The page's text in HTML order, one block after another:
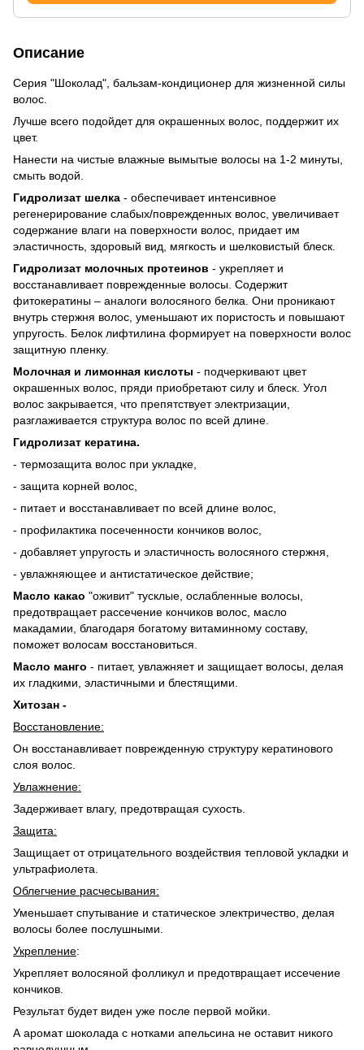
Описание
Серия "Шоколад", бальзам-кондиционер для жизненной силы
волос.
Лучше всего подойдет для окрашенных волос, поддержит их
цвет.
Нанести на чистые влажные вымытые волосы на 1-2 минуты,
смыть водой.
Гидролизат шелка - обеспечивает интенсивное
регенерирование слабых/поврежденных волос, увеличивает
содержание влаги на поверхности волос, придает им
эластичность, здоровый вид, мягкость и шелковистый блеск.
Гидролизат молочных протеинов - укрепляет и
восстанавливает поврежденные волосы. Содержит
фитокератины – аналоги волосяного белка. Они проникают
внутрь стержня волос, уменьшают их пористость и повышают
упругость. Белок лифтилина формирует на поверхности волос
защитную пленку.
Молочная и лимонная кислоты - подчеркивают цвет
окрашенных волос, пряди приобретают силу и блеск. Угол
волос закрывается, что препятствует электризации,
разглаживается структура волос по всей длине.
Гидролизат кератина.
- термозащита волос при укладке,
- защита корней волос,
- питает и восстанавливает по всей длине волос,
- профилактика посеченности кончиков волос,
- добавляет упругость и эластичность волосяного стержня,
- увлажняющее и антистатическое действие;
Масло какао "оживит" тусклые, ослабленные волосы,
предотвращает рассечение кончиков волос, масло
макадамии, благодаря богатому витаминному составу,
поможет волосам восстановиться.
Масло манго - питает, увлажняет и защищает волосы, делая
их гладкими, эластичными и блестящими.
Хитозан -
Восстановление:
Он восстанавливает поврежденную структуру кератинового
слоя волос.
Увлажнение:
Задерживает влагу, предотвращая сухость.
Защита:
Защищает от отрицательного воздействия тепловой укладки и
ультрафиолета.
Облегчение расчесывания:
Уменьшает спутывание и статическое электричество, делая
волосы более послушными.
Укрепление:
Укрепляет волосяной фолликул и предотвращает иссечение
кончиков.
Результат будет виден уже после первой мойки.
А аромат шоколада с нотками апельсина не оставит никого